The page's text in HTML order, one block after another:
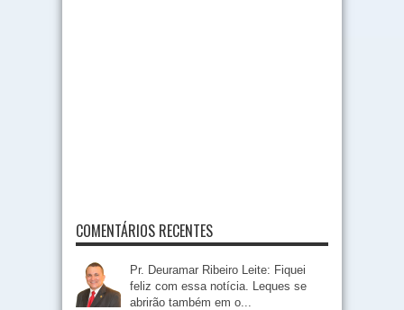
COMENTÁRIOS RECENTES
Pr. Deuramar Ribeiro Leite: Fiquei
feliz com essa notícia. Leques se
abrirão também em o...